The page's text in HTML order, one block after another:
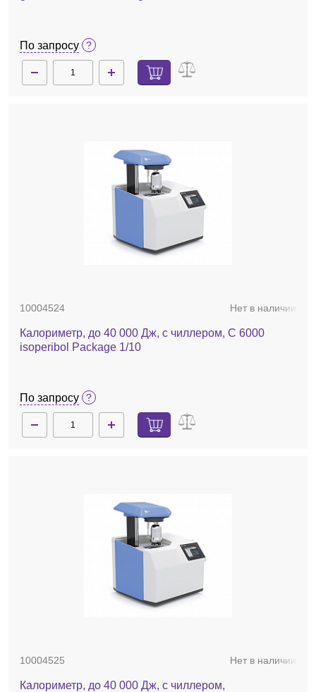
По запросу
10004524 Нет в наличии
Калориметр, до 40 000 Дж, с чиллером, C 6000
isoperibol Package 1/10
По запросу
10004525 Нет в наличии
Калориметр, до 40 000 Дж, с чиллером,